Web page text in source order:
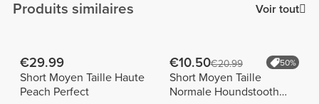
Produits similaires Voir tout
€29.99
Short Moyen Taille Haute
Peach Perfect
€10.50€20.99 50%
Short Moyen Taille
Normale Houndstooth